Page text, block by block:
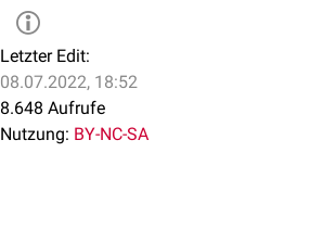
Letzter Edit:
08.07.2022, 18:52
8.648 Aufrufe
Nutzung: BY-NC-SA